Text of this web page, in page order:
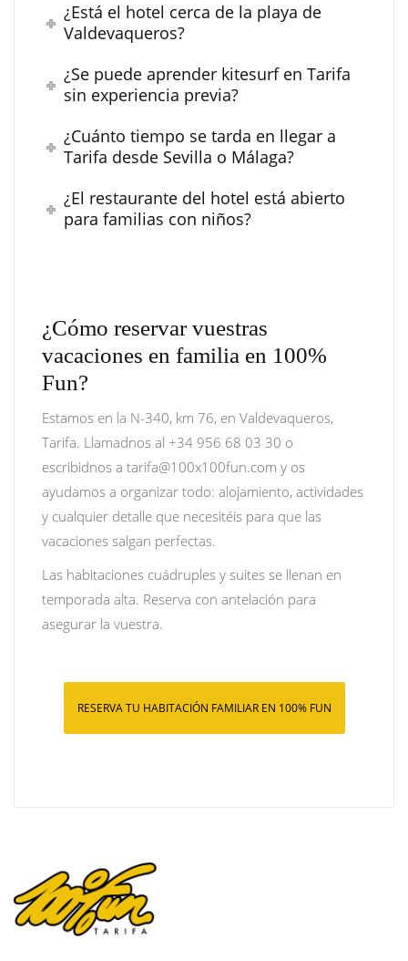
¿Está el hotel cerca de la playa de
Valdevaqueros?
¿Se puede aprender kitesurf en Tarifa
sin experiencia previa?
¿Cuánto tiempo se tarda en llegar a
Tarifa desde Sevilla o Málaga?
¿El restaurante del hotel está abierto
para familias con niños?
¿Cómo reservar vuestras
vacaciones en familia en 100%
Fun?
Estamos en la N-340, km 76, en Valdevaqueros,
Tarifa. Llamadnos al +34 956 68 03 30 o
escribidnos a tarifa@100x100fun.com y os
ayudamos a organizar todo: alojamiento, actividades
y cualquier detalle que necesitéis para que las
vacaciones salgan perfectas.
Las habitaciones cuádruples y suites se llenan en
temporada alta. Reserva con antelación para
asegurar la vuestra.
RESERVA TU HABITACIÓN FAMILIAR EN 100% FUN